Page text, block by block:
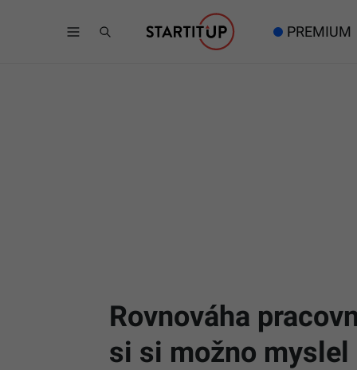
PREMIUM
Rovnováha
si si možno myslel